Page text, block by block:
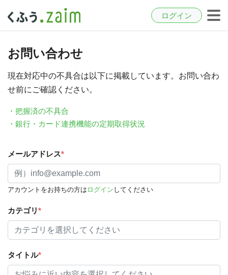
ログイン
お問い合わせ
現在対応中の不具合は以下に掲載しています。お問い合わ
せ前にご確認ください。
・把握済の不具合
・銀行・カード連携機能の定期取得状況
メールアドレス*
アカウントをお持ちの方は ログイン してください
カテゴリ*
タイトル*